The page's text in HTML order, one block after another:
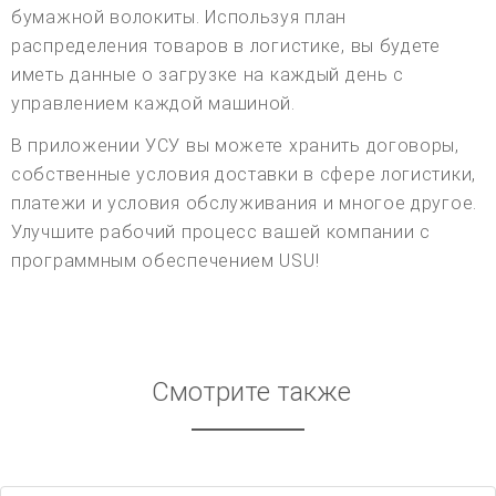
бумажной волокиты. Используя план
распределения товаров в логистике, вы будете
иметь данные о загрузке на каждый день с
управлением каждой машиной.
В приложении УСУ вы можете хранить договоры,
собственные условия доставки в сфере логистики,
платежи и условия обслуживания и многое другое.
Улучшите рабочий процесс вашей компании с
программным обеспечением USU!
Смотрите также